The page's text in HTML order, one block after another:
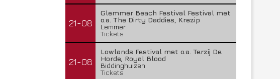
21-08
Glemmer Beach Festival Festival met
o.a. The Dirty Daddies, Krezip
Lemmer
Tickets
21-08
Lowlands Festival met o.a. Terzij De
Horde, Royal Blood
Biddinghuizen
Tickets